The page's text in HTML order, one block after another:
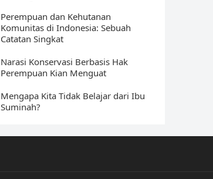
Perempuan dan Kehutanan
Komunitas di Indonesia: Sebuah
Catatan Singkat
Narasi Konservasi Berbasis Hak
Perempuan Kian Menguat
Mengapa Kita Tidak Belajar dari Ibu
Suminah?